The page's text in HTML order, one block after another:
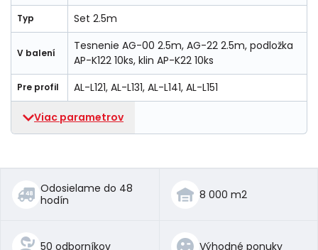
Typ Set 2.5m
V balení
Tesnenie AG-00 2.5m, AG-22 2.5m, podložka
AP-K122 10ks, klin AP-K22 10ks
Pre profil AL-L121, AL-L131, AL-L141, AL-L151
Viac parametrov
Odosielame do 48
hodín
8 000 m2
50 odborníkov Výhodné ponuky